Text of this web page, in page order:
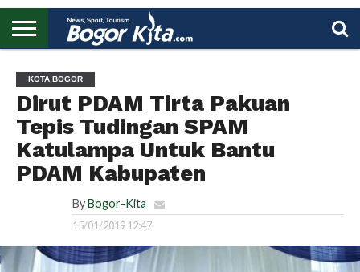
UTAMA
KOTA BOGOR
Dirut PDAM Tirta Pakuan
Tepis Tudingan SPAM
Katulampa Untuk Bantu
PDAM Kabupaten
By Bogor-Kita
15/01/2019 12:47